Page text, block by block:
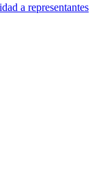
a representantes